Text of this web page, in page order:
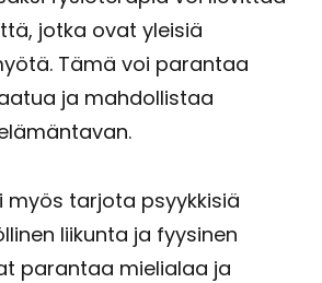
jotka ovat yleisiä
Tämä voi parantaa
ja mahdollistaa
myös tarjota psyykkisiä
liikunta ja fyysinen
parantaa mielialaa ja